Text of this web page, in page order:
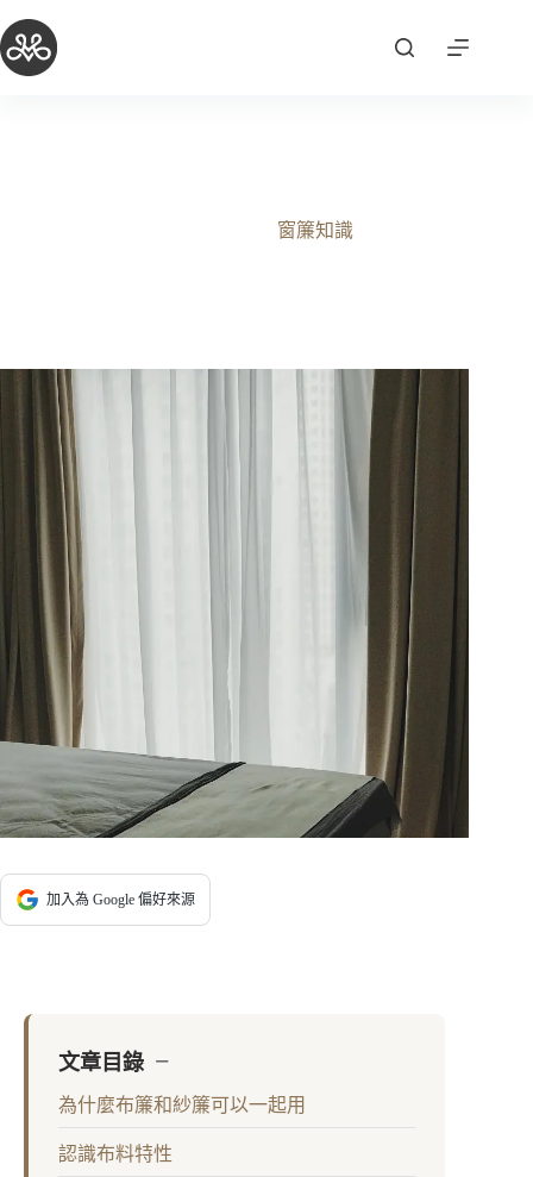
至
主
窗簾知識
加入為 Google 偏好來源
文章目錄 −
為什麼布簾和紗簾可以一起用
認識布料特性